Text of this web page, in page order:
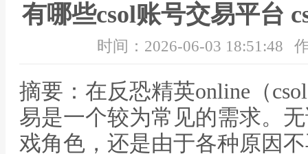
有哪些csol账号交易平台
时间：2026-06-03 18:51:48
摘要：在反恐精英online（
易是一个较为常见的需求。
戏角色，还是由于各种原因